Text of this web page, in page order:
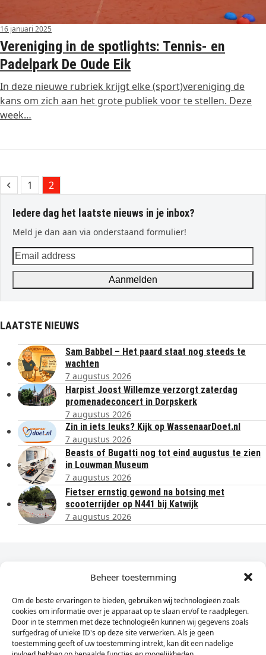
Beheer toestemming
Om de beste ervaringen te bieden, gebruiken wij technologieën zoals
cookies om informatie over je apparaat op te slaan en/of te raadplegen.
Door in te stemmen met deze technologieën kunnen wij gegevens zoals
surfgedrag of unieke ID's op deze site verwerken. Als je geen
toestemming geeft of uw toestemming intrekt, kan dit een nadelige
16 januari 2025
Vereniging in de spotlights: Tennis- en
Padelpark De Oude Eik
In deze nieuwe rubriek krijgt elke (sport)vereniging de
kans om zich aan het grote publiek voor te stellen. Deze
week…
Previous
Page
1 Page
2
Iedere dag het laatste nieuws in je inbox?
Meld je dan aan via onderstaand formulier!
Email
address
Aanmelden
LAATSTE NIEUWS
Sam Babbel – Het paard staat nog steeds te
wachten
7 augustus 2026
Harpist Joost Willemze verzorgt zaterdag
promenadeconcert in Dorpskerk
7 augustus 2026
Zin in iets leuks? Kijk op WassenaarDoet.nl
7 augustus 2026
Beasts of Bugatti nog tot eind augustus te zien
in Louwman Museum
7 augustus 2026
Fietser ernstig gewond na botsing met
scooterrijder op N441 bij Katwijk
7 augustus 2026
Dagelijks het laatste nieuws in je e-mail?
Vul
hier
je
e-